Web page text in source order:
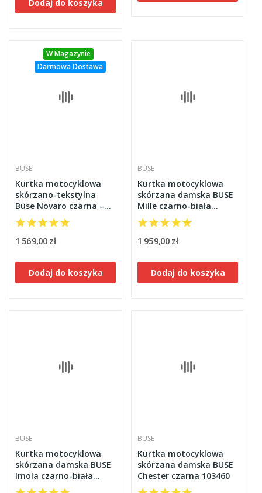
Dodaj do koszyka
W Magazynie
Darmowa Dostawa
BUSE
Kurtka motocyklowa
skórzano-tekstylna
Büse Novaro czarna –
Komfort i ochrona dla
wymagających
motocyklistów
1 569,00 zł
Dodaj do koszyka
BUSE
Kurtka motocyklowa
skórzana damska BUSE
Mille czarno-biała
102050
1 959,00 zł
Dodaj do koszyka
BUSE
Kurtka motocyklowa
skórzana damska BUSE
Imola czarno-biała
102550
BUSE
Kurtka motocyklowa
skórzana damska BUSE
Chester czarna 103460